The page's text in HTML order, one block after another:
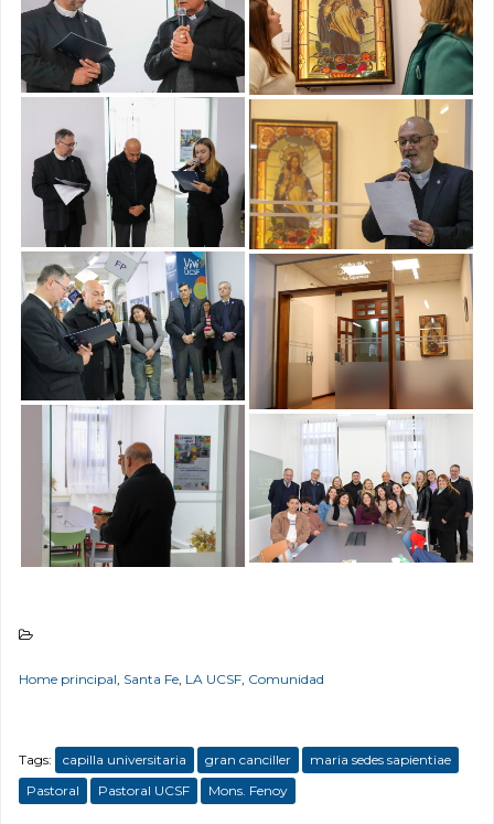
Home principal, Santa Fe, LA UCSF, Comunidad
Tags: capilla universitaria gran canciller
maria sedes sapientiae
Pastoral
Pastoral UCSF Mons. Fenoy